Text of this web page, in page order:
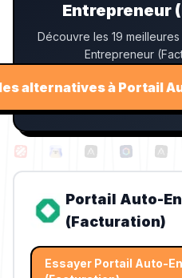
Entrepreneur
Découvre les 19
Entrepreneur
alternatives à Portail
Portail Auto-
(Facturation)
Essayer Portail Auto-